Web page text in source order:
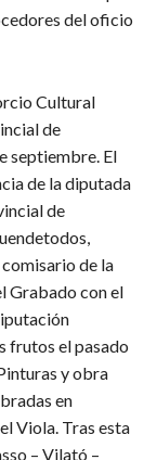
del oficio
Cultural
de
septiembre. El
de la diputada
de
de la
Grabado con el
frutos el pasado
y obra
en
Viola. Tras esta
– Vilató –